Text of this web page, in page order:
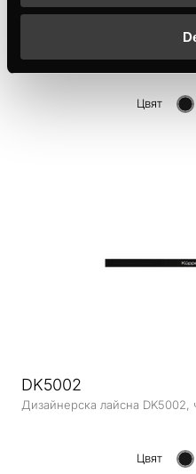
Дизайнерски комплект
Цвят
DK5002
Дизайнерска лайсна DK5002,
Цвят